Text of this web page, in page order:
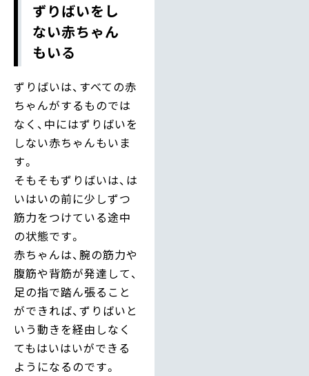
ずりばいをし
ない赤ちゃん
もいる
ずりばいは、すべての赤
ちゃんがするものでは
なく、中にはずりばいを
しない赤ちゃんもいま
す。
そもそもずりばいは、は
いはいの前に少しずつ
筋力をつけている途中
の状態です。
赤ちゃんは、腕の筋力や
腹筋や背筋が発達して、
足の指で踏ん張ること
ができれば、ずりばいと
いう動きを経由しなく
てもはいはいができる
ようになるのです。